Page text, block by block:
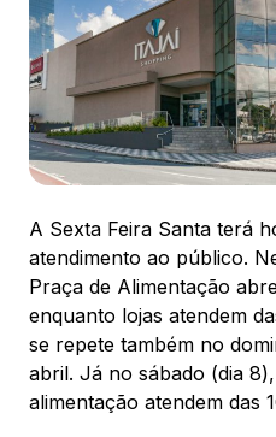
Ver local
Chamar Uber
(47) 3348-4609
Comodidades
A Sexta Feira Santa terá
atendimento ao público.
Praça de Alimentação
enquanto lojas atendem
se repete também no
abril. Já no sábado (dia
alimentação atendem das